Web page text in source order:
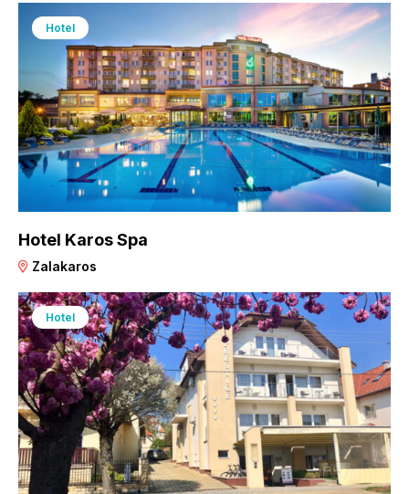
Hotel
Hotel Karos Spa
Zalakaros
Hotel